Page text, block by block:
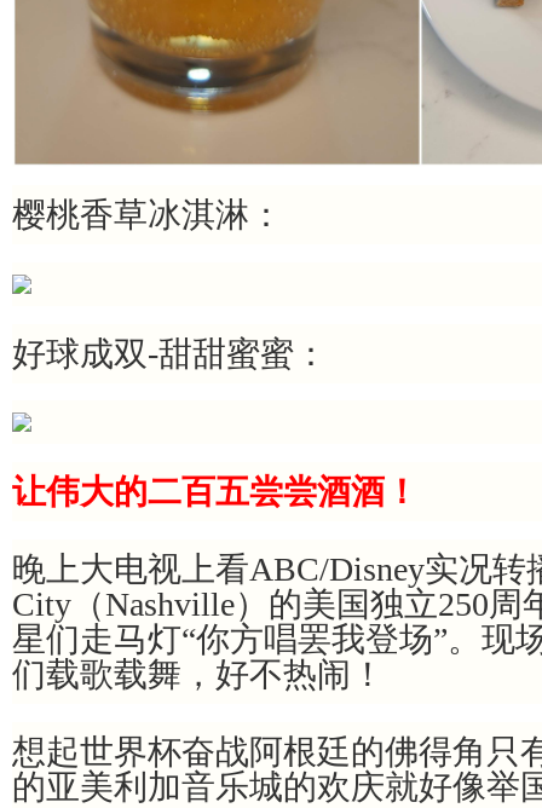
樱桃香草冰淇淋：
好球成双-甜甜蜜蜜：
让伟大的二百五尝尝酒酒！
晚上大电视上看ABC/Disney实况转
City（Nashville）的美国独立250周
星们走马灯“你方唱罢我登场”。现
们载歌载舞，好不热闹！
想起世界杯奋战阿根廷的佛得角只
的亚美利加音乐城的欢庆就好像举